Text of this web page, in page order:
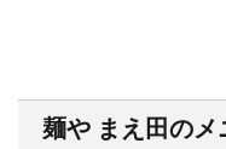
麺や まえ田のメ